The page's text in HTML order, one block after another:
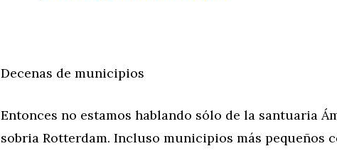
Decenas de municipios
Entonces no estamos hablando sólo de la santuaria
sobria Rotterdam. Incluso municipios más pequeños